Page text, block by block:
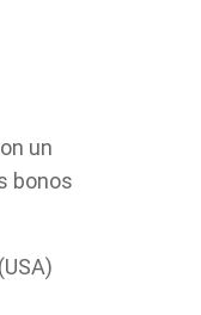
un
bonos